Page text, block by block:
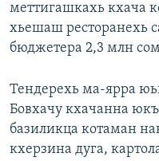
меттигашкахь кхача
хьешаш ресторанехь
бюджетера 2,3 млн
Тендерехь ма-ярра
Бовхачу кхачанна
базиликца котаман
кхерзина дуга,